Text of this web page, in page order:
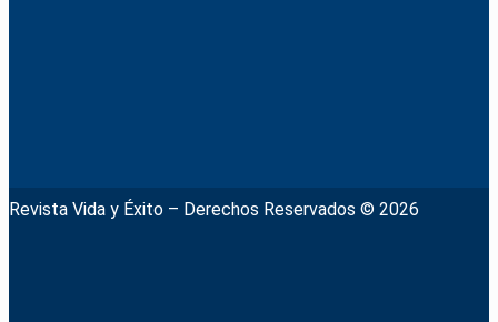
Revista Vida y Éxito – Derechos Reservados © 2026